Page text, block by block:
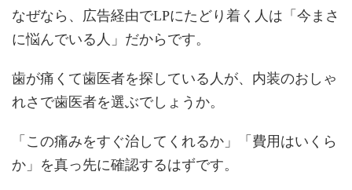
なぜなら、広告経由でLPにたどり着く人は「今まさ
に悩んでいる人」だからです。
歯が痛くて歯医者を探している人が、内装のおしゃ
れさで歯医者を選ぶでしょうか。
「この痛みをすぐ治してくれるか」「費用はいくら
か」を真っ先に確認するはずです。